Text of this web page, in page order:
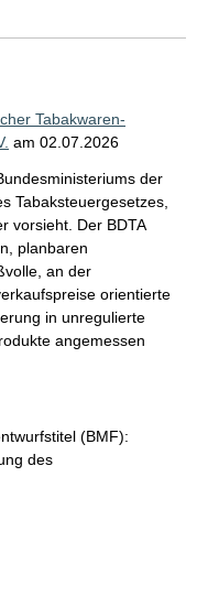
Tabakwaren-
am 02.07.2026
der
Tabaksteuergesetzes,
vorsieht. Der BDTA
planbaren
an der
orientierte
in unregulierte
angemessen
(BMF):
des